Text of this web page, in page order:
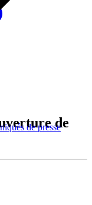
de pressede